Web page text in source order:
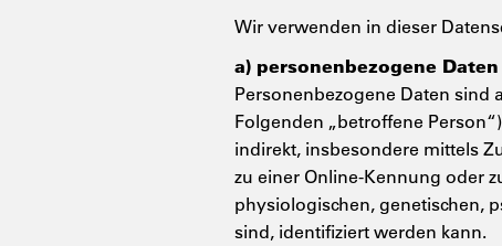
Wir verwenden in dieser
a) personenbezogene Daten
Personenbezogene Daten sind
Folgenden „betroffene
indirekt, insbesondere mittels
zu einer Online-Kennung oder
physiologischen, genetischen,
sind, identifiziert werden kann.